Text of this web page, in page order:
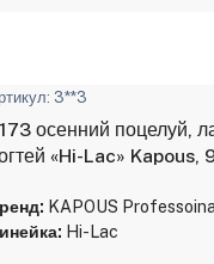
3**3
осенний поцелуй,
«Hi-Lac» Kapous,
KAPOUS
Hi-Lac